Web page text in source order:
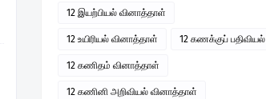
12 இயற்பியல் வினாத்தாள்
12 உயிரியல் வினாத்தாள் 12 கணக்குப் பதிவியல்
12 கணிதம் வினாத்தாள்
12 கணினி அறிவியல் வினாத்தாள்